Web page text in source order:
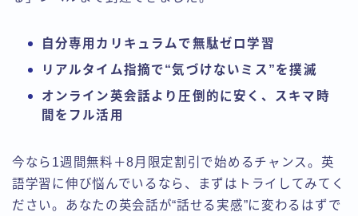
自分専用カリキュラムで無駄ゼロ学習
リアルタイム指摘で“気づけないミス”を撲滅
オンライン英会話より圧倒的に安く、スキマ時
間をフル活用
今なら1週間無料＋8月限定割引で始めるチャンス。英
語学習に伸び悩んでいるなら、まずはトライしてみてく
ださい。あなたの英会話が“話せる実感”に変わるはずで